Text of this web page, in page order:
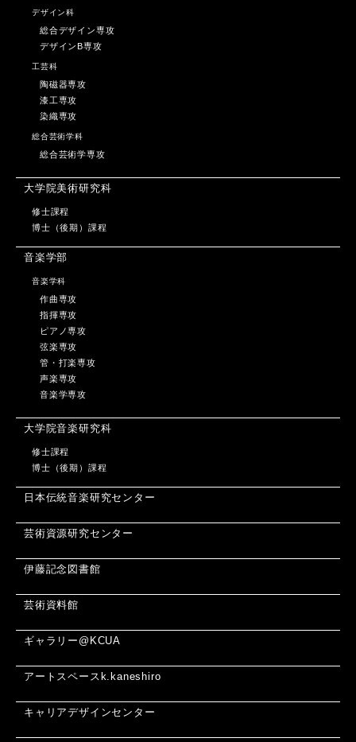
デザイン科
総合デザイン専攻
デザインB専攻
工芸科
陶磁器専攻
漆工専攻
染織専攻
総合芸術学科
総合芸術学専攻
大学院美術研究科
修士課程
博士（後期）課程
音楽学部
音楽学科
作曲専攻
指揮専攻
ピアノ専攻
弦楽専攻
管・打楽専攻
声楽専攻
音楽学専攻
大学院音楽研究科
修士課程
博士（後期）課程
日本伝統音楽研究センター
芸術資源研究センター
伊藤記念図書館
芸術資料館
ギャラリー@KCUA
アートスペースk.kaneshiro
キャリアデザインセンター